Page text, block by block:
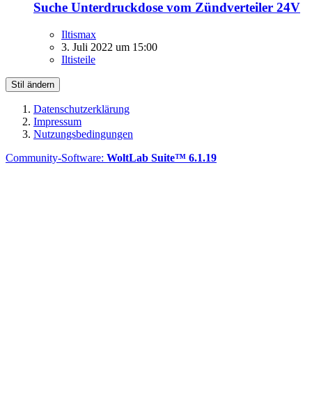
Suche Unterdruckdose vom Zündverteiler 24V
Iltismax
3. Juli 2022 um 15:00
Iltisteile
Stil ändern
Datenschutzerklärung
Impressum
Nutzungsbedingungen
Community-Software: WoltLab Suite™ 6.1.19